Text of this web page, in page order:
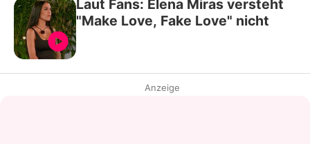
Laut Fans: Elena Miras versteht
"Make Love, Fake Love" nicht
Anzeige